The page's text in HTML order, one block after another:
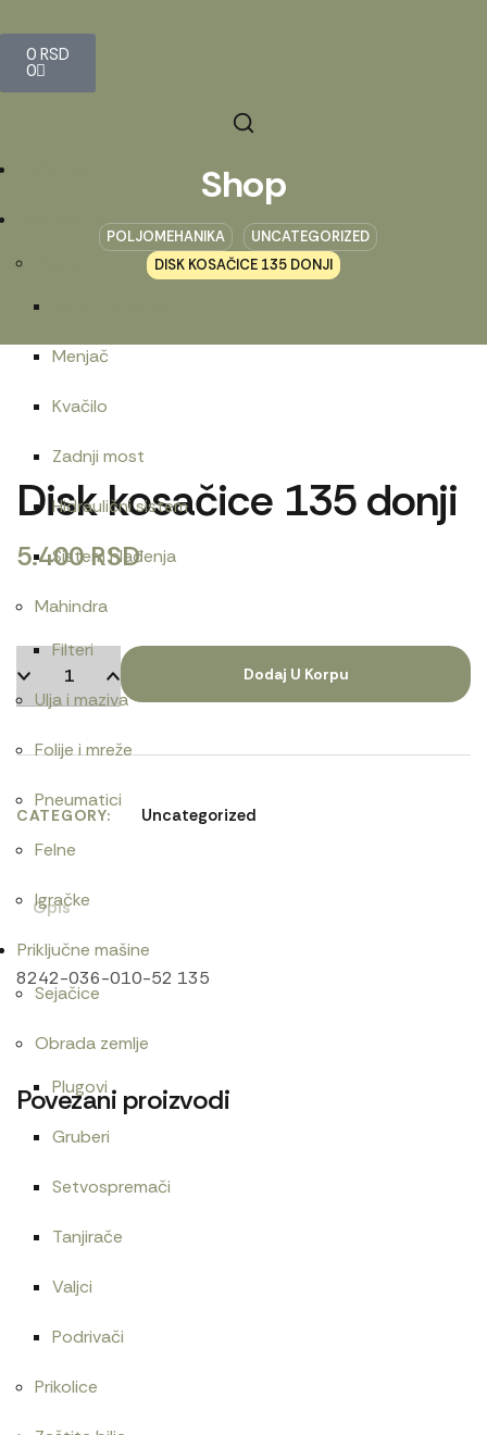
0 RSD
0
Menjač
Kvačilo
Zadnji most
Hidraulični sistem
Sistem hlađenja
Mahindra
Filteri
Ulja i maziva
Folije i mreže
Pneumatici
Felne
Igračke
Priključne mašine
Sejačice
Obrada zemlje
Plugovi
Gruberi
Setvospremači
Tanjirače
Valjci
Podrivači
Prikolice
Shop
POLJOMEHANIKA
UNCATEGORIZED
DISK KOSAČICE 135 DONJI
Disk kosačice 135 donji
5.400RSD
Dodaj U Korpu
CATEGORY Uncategorized
Opis
8242-036-010-52 135
Povezani proizvodi
Agip HYDROIL GF 32. 18 KG
6.480RSD
600